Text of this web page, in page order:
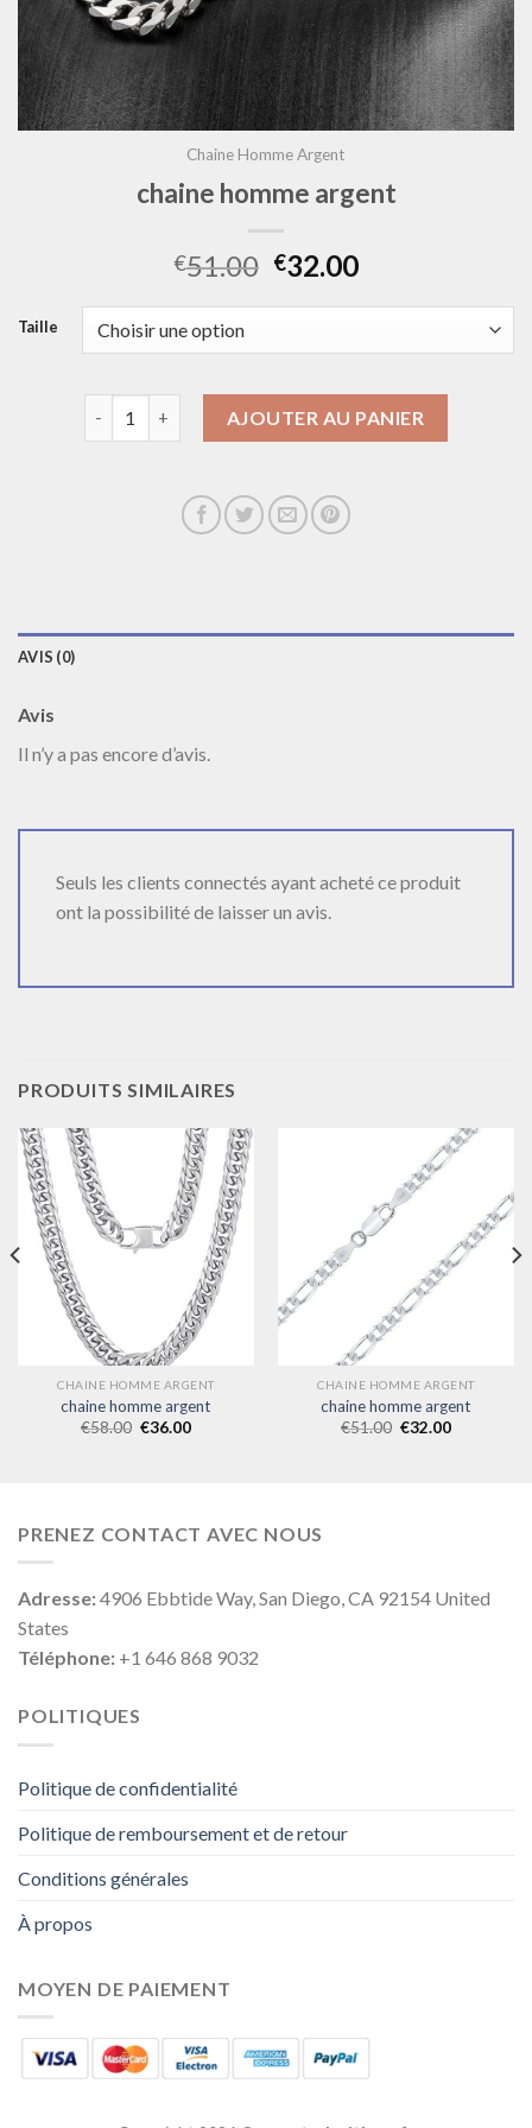
Chaine Homme Argent
chaine homme argent
€51.00 €32.00
Taille
AJOUTER AU PANIER
AVIS (0)
Avis
Il n’y a pas encore d’avis.
Seuls les clients connectés ayant acheté ce produit
ont la possibilité de laisser un avis.
PRODUITS SIMILAIRES
CHAINE HOMME ARGENT
chaine homme argent
€58.00 €36.00
CHAINE HOMME ARGENT
chaine homme argent
€51.00 €32.00
PRENEZ CONTACT AVEC NOUS
Adresse:4906 Ebbtide Way, San Diego, CA 92154 United
States
Téléphone: +1 646 868 9032
POLITIQUES
Politique de confidentialité
Politique de remboursement et de retour
Conditions générales
À propos
MOYEN DE PAIEMENT